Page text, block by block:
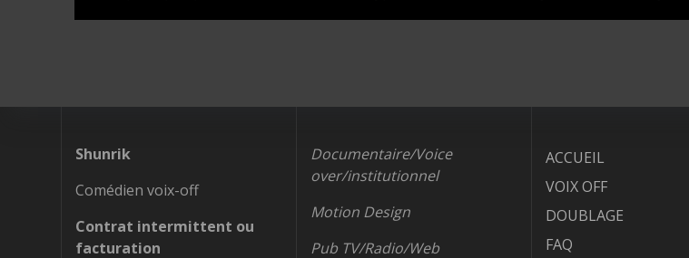
Shunrik
Comédien voix-off
Contrat intermittent ou
facturation
Documentaire/Voice
over/institutionnel
Motion Design
Pub TV/Radio/Web
ACCUEIL
VOIX OFF
DOUBLAGE
FAQ